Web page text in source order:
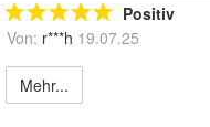
Positiv
Von: r***h 19.07.25
Mehr...